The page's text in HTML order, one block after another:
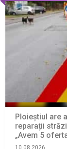
Ploieștiul are
reparații
„Avem 5